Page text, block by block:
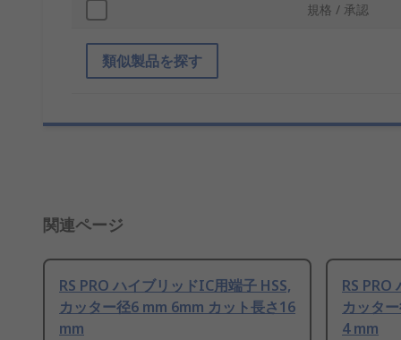
規格 / 承認
類似製品を探す
関連ページ
RS PRO ハイブリッドIC用端子 HSS,
カッター径6 mm 6mm カット長さ16
mm
RS PRO
カッタ
4 mm